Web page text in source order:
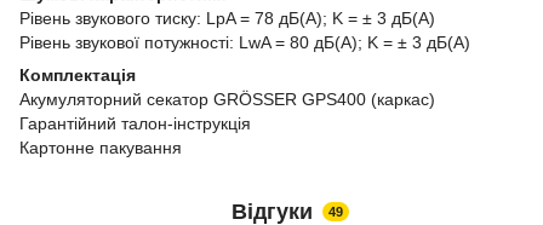
Рівень звукового тиску: LpA = 78 дБ(А); K = ± 3 дБ(А)
Рівень звукової потужності: LwA = 80 дБ(А); K = ± 3 дБ(А)
Комплектація
Акумуляторний секатор GRÖSSER GPS400 (каркас)
Гарантійний талон-інструкція
Картонне пакування
Відгуки 49